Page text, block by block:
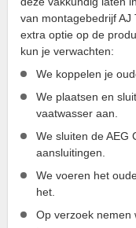
van montagebedrijf AJ
extra optie op de
kun je verwachten:
We koppelen je
We plaatsen en
vaatwasser aan.
We sluiten de AEG
aansluitingen.
We voeren het
het.
Op verzoek nemen